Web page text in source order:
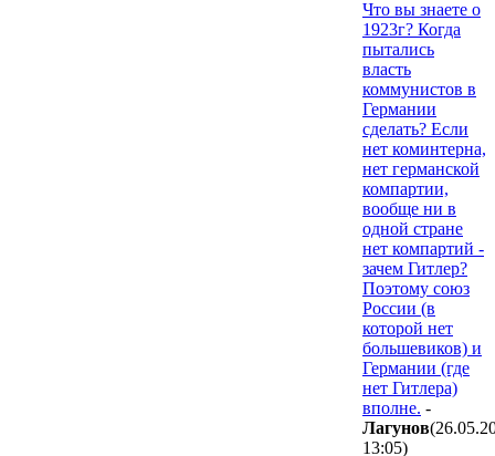
Что вы знаете о
1923г? Когда
пытались
власть
коммунистов в
Германии
сделать? Если
нет коминтерна,
нет германской
компартии,
вообще ни в
одной стране
нет компартий -
зачем Гитлер?
Поэтому союз
России (в
которой нет
большевиков) и
Германии (где
нет Гитлера)
вполне. -
Лaгyнoв
13:05)